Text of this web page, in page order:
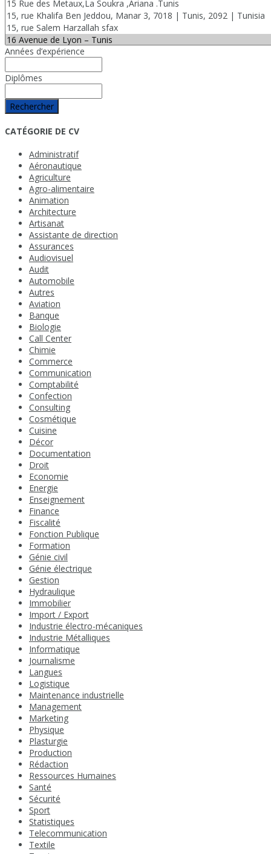
Années d’expérience
Diplômes
Rechercher
CATÉGORIE DE CV
Administratif
Aéronautique
Agriculture
Agro-alimentaire
Animation
Architecture
Artisanat
Assistante de direction
Assurances
Audiovisuel
Audit
Automobile
Autres
Aviation
Banque
Biologie
Call Center
Chimie
Commerce
Communication
Comptabilité
Confection
Consulting
Cosmétique
Cuisine
Décor
Documentation
Droit
Economie
Energie
Enseignement
Finance
Fiscalité
Fonction Publique
Formation
Génie civil
Génie électrique
Gestion
Hydraulique
Immobilier
Import / Export
Industrie électro-mécaniques
Industrie Métalliques
Informatique
Journalisme
Langues
Logistique
Maintenance industrielle
Management
Marketing
Physique
Plasturgie
Production
Rédaction
Ressources Humaines
Santé
Sécurité
Sport
Statistiques
Telecommunication
Textile